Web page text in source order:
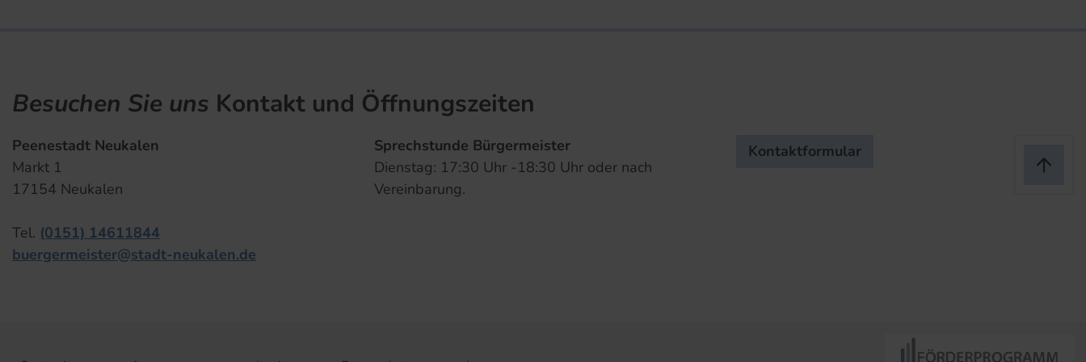
Besuchen Sie uns Kontakt und Öffnungszeiten
Peenestadt Neukalen
Markt 1
17154 Neukalen
Tel. (0151) 14611844
buergermeister@stadt-neukalen.de
Sprechstunde Bürgermeister
Dienstag: 17:30 Uhr -18:30 Uhr oder nach
Vereinbarung.
Kontaktformular